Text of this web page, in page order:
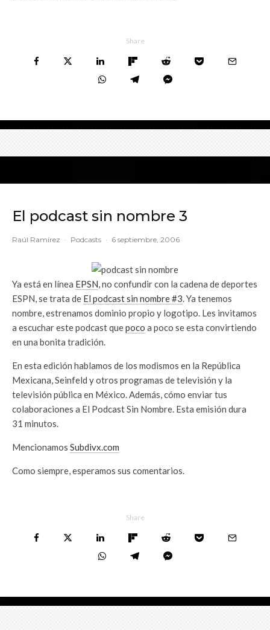
Share
El podcast sin nombre 3
Raúl Ramírez · Podcasts · 6 septiembre, 2006
Ya está en línea EPSN, no confundir con la cadena de deportes
ESPN, se trata de El podcast sin nombre #3. Ya tenemos
nombre, estrenamos dominio propio y logotipo. Les invitamos
a escuchar este podcast quepoco a poco se esta convirtiendo
en una bonita tradición.
En esta edición hablamos de los modismos en la República
Mexicana, Seinfeld y otros programas de televisión y la
televisión pública en México. Además, cómo enviar tus
colaboraciones a El Podcast Sin Nombre. Esta emisión dura
31 minutos.
Mencionamos Subdivx.com
Como siempre, esperamos sus comentarios.
Share